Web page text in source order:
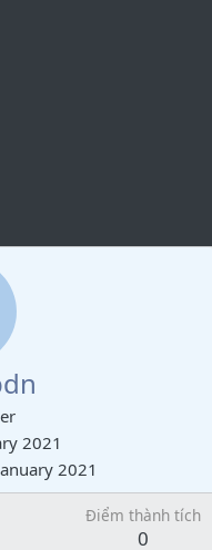
2021
2021
Điểm thành tích
0